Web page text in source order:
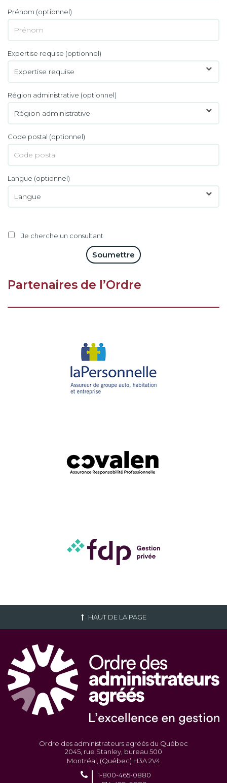
Prénom (optionnel)
Expertise requise (optionnel)
Région administrative (optionnel)
Code postal (optionnel)
Langue (optionnel)
Je cherche un consultant
Soumettre
Partenaires de l’Ordre
HAUT DE LA PAGE
Ordre des administrateurs agréés du Québec
2045, rue Stanley, bureau 500
Montréal, (Québec) H3A 2V4
1-800-465-0880